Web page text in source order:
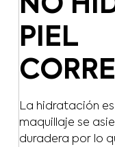
PIEL
La hidratación
maquillaje se
duradera por lo